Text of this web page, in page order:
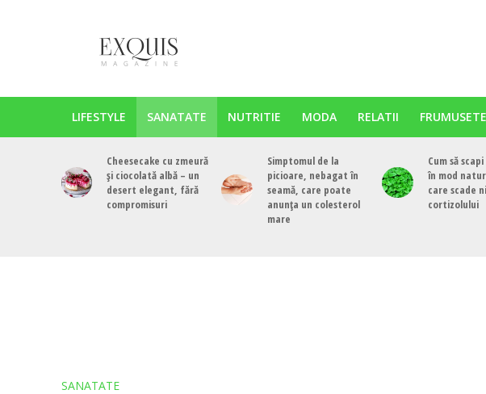
LIFESTYLE SANATATE NUTRITIE MODA RELATII FRUMUSETE
Cheesecake cu zmeură
și ciocolată albă – un
desert elegant, fără
compromisuri
Simptomul de la
picioare, nebagat în
seamă, care poate
anunța un colesterol
mare
Cum să
în mod
care scade
cortizolului
SANATATE